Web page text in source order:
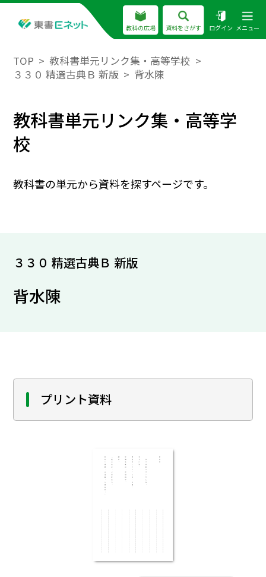
教科の広場 資料をさがす ログイン メニュー
TOP
教科書単元リンク集・高等学校
３３０ 精選古典Ｂ 新版
背水陳
教科書単元リンク集・高等学
校
教科書の単元から資料を探すページです。
３３０ 精選古典Ｂ 新版
背水陳
プリント資料